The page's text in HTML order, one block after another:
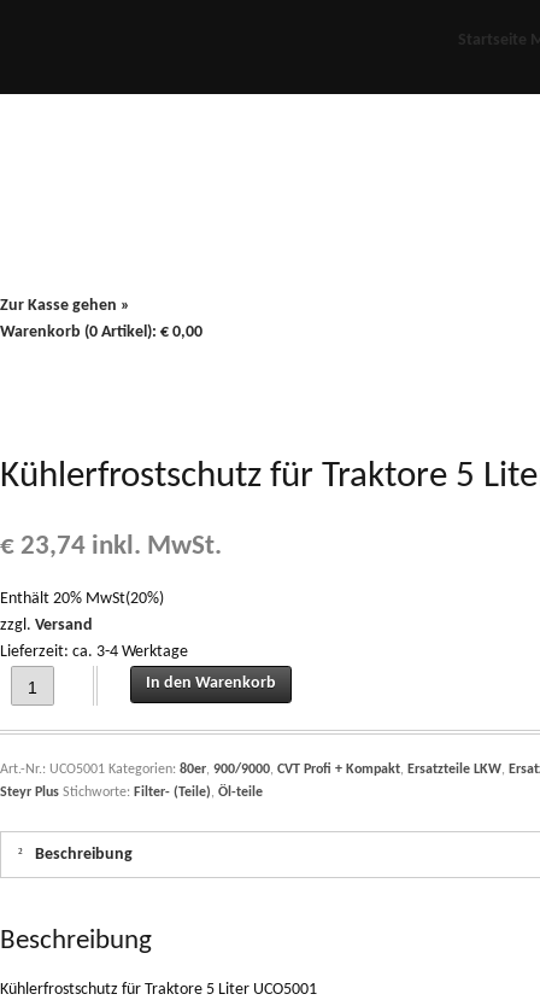
Startseite
Zur Kasse gehen »
Warenkorb (0 Artikel): € 0,00
Kühlerfrostschutz für Traktore 5
€ 23,74 inkl. MwSt.
Enthält 20% MwSt(20%)
zzgl. Versand
Lieferzeit: ca. 3-4 Werktage
Kühlerfrostschutz für Traktore 5 Liter UCO5001 quantity
In den Warenkorb
Art.-Nr.: UCO5001 Kategorien: 80er, 900/9000, CVT Profi + Kompakt, Ersatzteile LKW,
Steyr Plus Stichworte: Filter- (Teile), Öl-teile
Beschreibung
Beschreibung
Kühlerfrostschutz für Traktore 5 Liter UCO5001